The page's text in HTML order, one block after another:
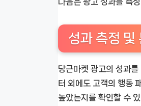
성과 측정 및
당근마켓 광고의 성과
터 외에도 고객의 행동
높았는지를 확인할 수